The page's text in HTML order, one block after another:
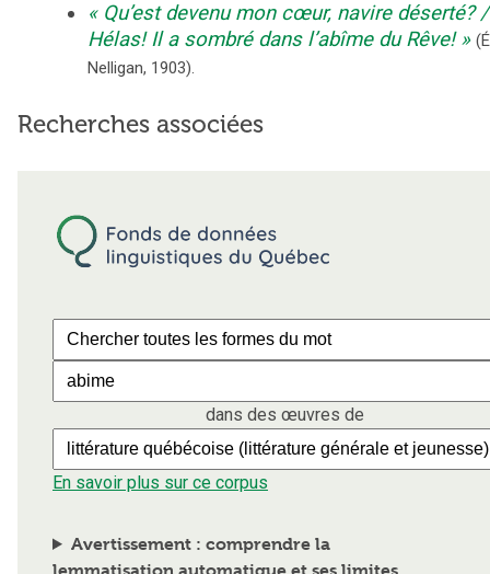
Qu’est devenu mon cœur, navire déserté? /
Hélas! Il a sombré dans l’abîme du Rêve!
(
Nelligan, 1903).
Recherches associées
dans des œuvres de
En savoir plus sur ce corpus
Avertissement : comprendre la